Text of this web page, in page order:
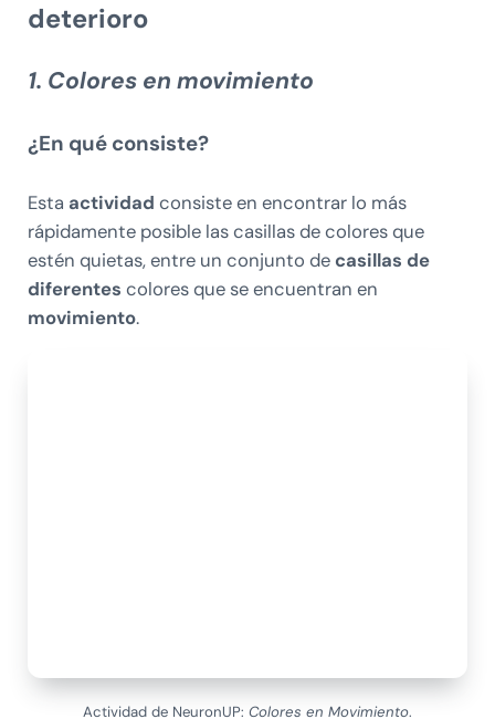
deterioro
1. Colores en movimiento
¿En qué consiste?
Esta actividad consiste en encontrar lo más
rápidamente posible las casillas de colores que
estén quietas, entre un conjunto de casillas de
diferentes colores que se encuentran en
movimiento.
Actividad de NeuronUP: Colores en Movimiento.